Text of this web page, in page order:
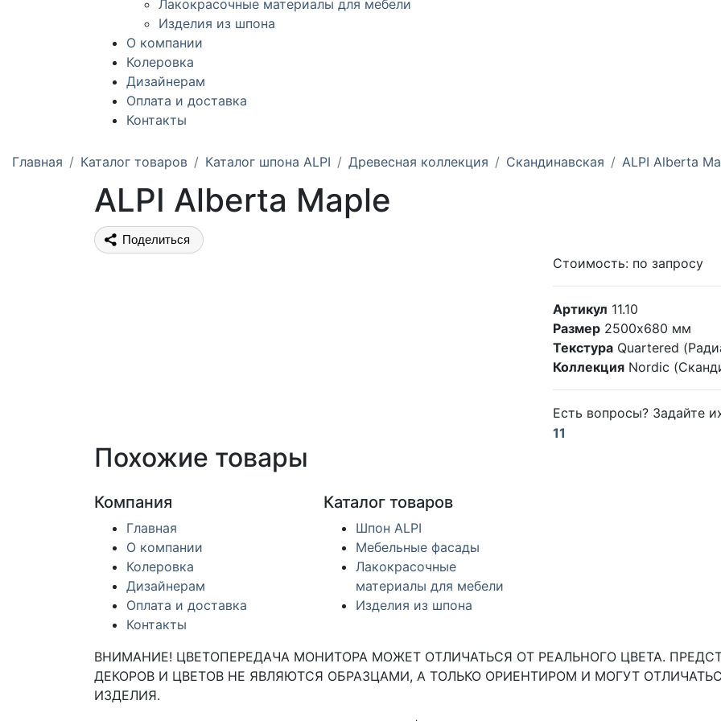
Лакокрасочные материалы для мебели
Изделия из шпона
О компании
Колеровка
Дизайнерам
Оплата и доставка
Контакты
Главная Каталог товаров Каталог шпона ALPI Древесная коллекция Скандинавская ALPI Alberta
ALPI Alberta Maple
Поделиться
Стоимость: по запросу
Артикул 11.10
Размер 2500х680 мм
Текстура Quartered
Коллекция Nordic
Есть вопросы? Задайте
11
Похожие товары
Компания
Главная
О компании
Колеровка
Дизайнерам
Оплата и доставка
Контакты
Каталог товаров
Шпон ALPI
Мебельные фасады
Лакокрасочные
материалы для мебели
Изделия из шпона
ВНИМАНИЕ! ЦВЕТОПЕРЕДАЧА МОНИТОРА МОЖЕТ ОТЛИЧАТЬСЯ ОТ РЕАЛЬНОГО ЦВЕТА.
ДЕКОРОВ И ЦВЕТОВ НЕ ЯВЛЯЮТСЯ ОБРАЗЦАМИ, А ТОЛЬКО ОРИЕНТИРОМ И МОГУТ
ИЗДЕЛИЯ.